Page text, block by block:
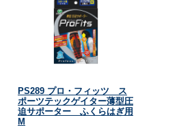
PS289 プロ・フィッツ ス
ポーツテックゲイター薄型圧
迫サポーター ふくらはぎ用
M